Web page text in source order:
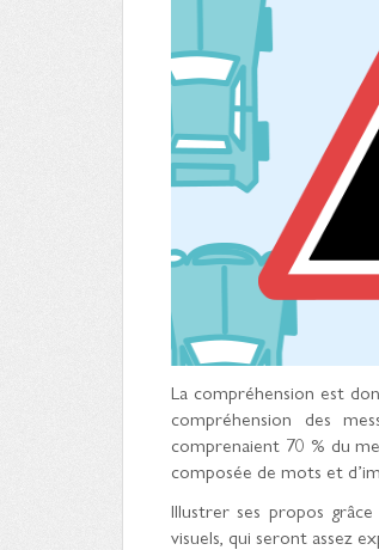
La compréhension est
compréhension des
comprenaient 70 % du
composée de mots et
Illustrer ses propos
visuels, qui seront assez